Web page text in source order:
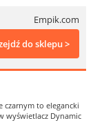
Empik.com
do sklepu >
czarnym to elegancki
wyświetlacz Dynamic